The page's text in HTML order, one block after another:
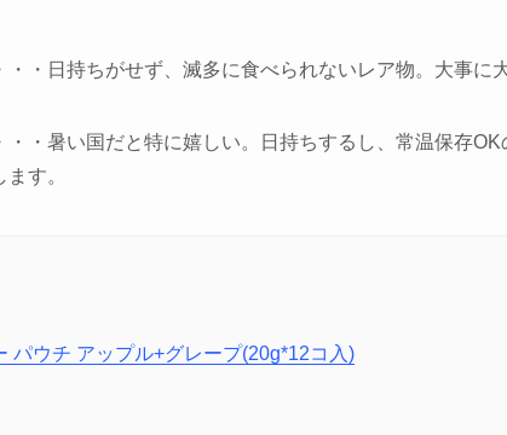
・・日持ちがせず、滅多に食べられないレア物。大事に
・・暑い国だと特に嬉しい。日持ちするし、常温保存
す。
パウチ アップル+グレープ(20g*12コ入)